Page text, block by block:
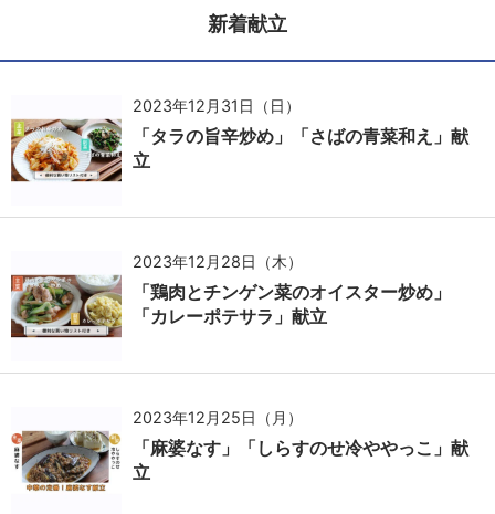
新着献立
2023年12月31日（日）
「タラの旨辛炒め」「さばの青菜和え」献
立
2023年12月28日（木）
「鶏肉とチンゲン菜のオイスター炒め」
「カレーポテサラ」献立
2023年12月25日（月）
「麻婆なす」「しらすのせ冷ややっこ」献
立